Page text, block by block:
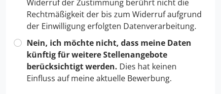
Widerruf der Zustimmung berührt nicht die
Rechtmäßigkeit der bis zum Widerruf aufgrund
der Einwilligung erfolgten Datenverarbeitung.
Nein, ich möchte nicht, dass meine Daten
künftig für weitere Stellenangebote
berücksichtigt werden. Dies hat keinen
Einfluss auf meine aktuelle Bewerbung.